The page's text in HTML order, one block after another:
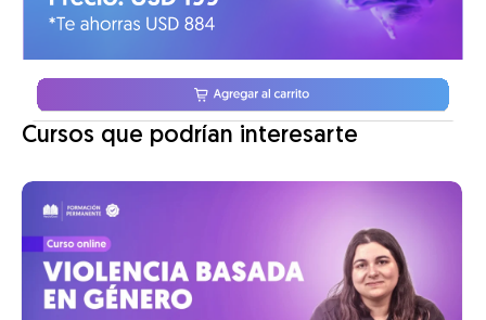
Cursos que podrían interesarte